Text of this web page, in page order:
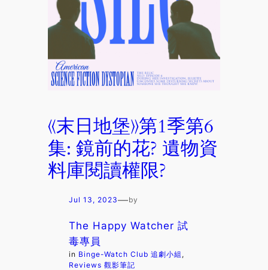
《末日地堡》第1季第6
集: 鏡前的花? 遺物資
料庫閱讀權限?
Jul 13, 2023—by
The Happy Watcher 試
毒專員
in Binge-Watch Club 追劇小組
Reviews 觀影筆記